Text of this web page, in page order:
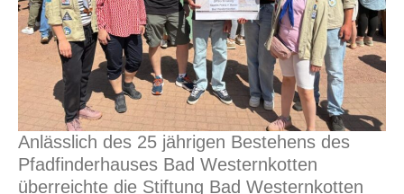
Anlässlich des 25 jährigen Bestehens des
Pfadfinderhauses Bad Westernkotten
überreichte die Stiftung Bad Westernkotten